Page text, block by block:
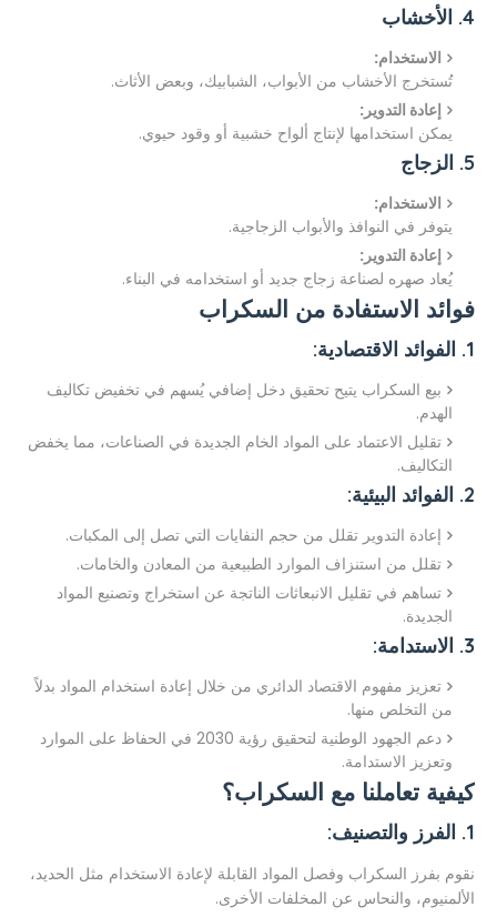
4. الأخشاب
الاستخدام:
تُستخرج الأخشاب من الأبواب، الشبابيك، وبعض الأثاث.
إعادة التدوير:
يمكن استخدامها لإنتاج ألواح خشبية أو وقود حيوي.
5. الزجاج
الاستخدام:
يتوفر في النوافذ والأبواب الزجاجية.
إعادة التدوير:
يُعاد صهره لصناعة زجاج جديد أو استخدامه في البناء.
فوائد الاستفادة من السكراب
1. الفوائد الاقتصادية:
بيع السكراب يتيح تحقيق دخل إضافي يُسهم في تخفيض تكاليف
الهدم.
تقليل الاعتماد على المواد الخام الجديدة في الصناعات، مما يخفض
التكاليف.
2. الفوائد البيئية:
إعادة التدوير تقلل من حجم النفايات التي تصل إلى المكبات.
تقلل من استنزاف الموارد الطبيعية من المعادن والخامات.
تساهم في تقليل الانبعاثات الناتجة عن استخراج وتصنيع المواد
الجديدة.
3. الاستدامة:
تعزيز مفهوم الاقتصاد الدائري من خلال إعادة استخدام المواد بدلاً
من التخلص منها.
دعم الجهود الوطنية لتحقيق رؤية 2030 في الحفاظ على الموارد
وتعزيز الاستدامة.
كيفية تعاملنا مع السكراب؟
1. الفرز والتصنيف:
نقوم بفرز السكراب وفصل المواد القابلة لإعادة الاستخدام مثل الحديد،
الألمنيوم، والنحاس عن المخلفات الأخرى.